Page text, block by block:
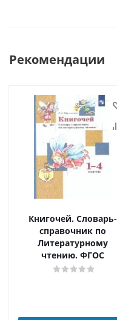
Рекомендации
Книгочей. Словарь-
справочник по
Литературному
чтению. ФГОС